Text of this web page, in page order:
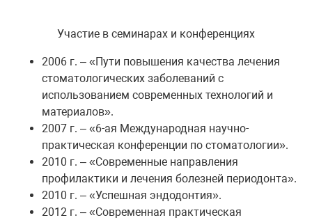
Участие в семинарах и конференциях
2006 г. – «Пути повышения качества лечения
стоматологических заболеваний с
использованием современных технологий и
материалов».
2007 г. – «6-ая Международная научно-
практическая конференции по стоматологии».
2010 г. – «Современные направления
профилактики и лечения болезней периодонта».
2010 г. – «Успешная эндодонтия».
2012 г. – «Современная практическая